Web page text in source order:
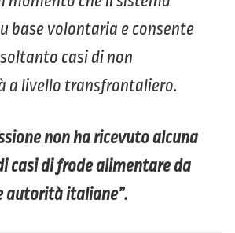
base volontaria e consente
casi di non
a livello transfrontaliero.
non ha ricevuto alcuna
casi di frode alimentare da
autorità italiane”.